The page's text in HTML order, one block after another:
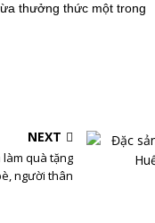
thưởng thức một trong
NEXT
làm quà tặng
người thân